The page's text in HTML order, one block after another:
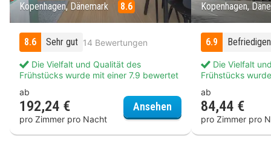
Kopenhagen, Dänemark 8.6
8.6 Sehr gut 14 Bewertungen
Die Vielfalt und Qualität des
Frühstücks wurde mit einer 7.9 bewertet
ab
192,24 €
pro Zimmer pro Nacht
Ansehen Zoku Copenhagen
Kopenhagen,
6.9
Die Vielfalt
Frühstücks
ab
84,44 €
pro Zimmer pro